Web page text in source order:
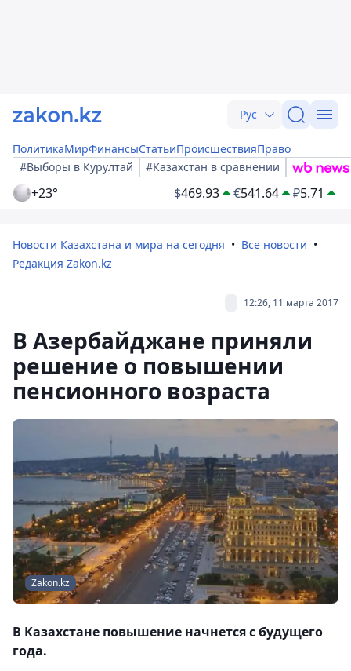
Рус
ПолитикаМирФинансыСтатьиПроисшествияПраво
#Выборы в Курултай
#Казахстан в сравнении
+23° $469.93 €541.64 ₽5.71
Новости Казахстана и мира на сегодня
Все новости
Редакция Zakon.kz
12:26, 11 марта 2017
В Азербайджане приняли
решение о повышении
пенсионного возраста
Zakon.kz
В Казахстане повышение начнется с будущего
года.